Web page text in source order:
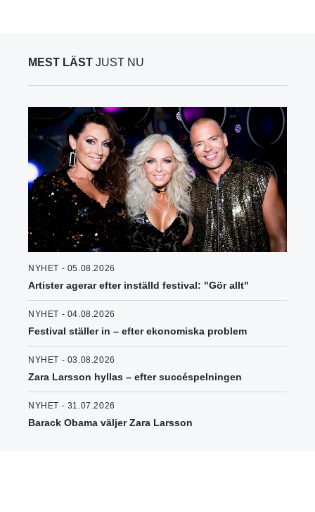
MEST LÄST JUST NU
NYHET - 05.08.2026
Artister agerar efter inställd festival: "Gör allt"
NYHET - 04.08.2026
Festival ställer in – efter ekonomiska problem
NYHET - 03.08.2026
Zara Larsson hyllas – efter succéspelningen
NYHET - 31.07.2026
Barack Obama väljer Zara Larsson